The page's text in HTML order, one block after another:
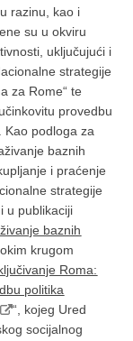
razinu, kao i
su u okviru
uključujući i
strategije
za Rome“ te
provedbu
Kao podloga za
baznih
i praćenje
strategije
u publikaciji
baznih
krugom
Roma:
politika
“, kojeg Ured
socijalnog